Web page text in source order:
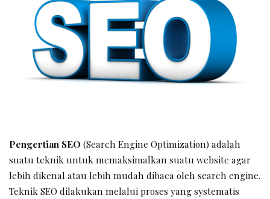
Pengertian SEO (Search Engine Optimization) adalah
suatu teknik untuk memaksimalkan suatu website agar
lebih dikenal atau lebih mudah dibaca oleh search engine.
Teknik SEO dilakukan melalui proses yang systematis